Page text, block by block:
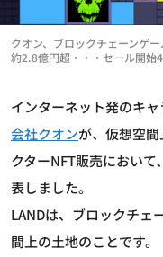
クオン、ブロックチェーンゲ
約2.8億円超・・・セール開始
インターネット発のキ
会社クオンが、仮想空
クターNFT販売におい
表しました。
LANDは、ブロックチェ
間上の土地のことです。